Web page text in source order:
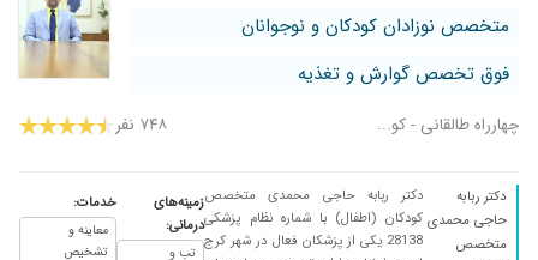
متخصص نوزادان کودکان و نوجوانان
فوق تخصص گوارش و تغذیه
چهارراه طالقانی - کو... ۷۴۸ نفر
دکتر ربابه
حاجی محمدی
متخصص
دکتر ربابه حاجی محمدی متخصص
کودکان (اطفال) با شماره نظام پزشکی
28138 یکی از پزشکان فعال در شهر کرج
زمینه‌های
درمانی:
تب و
خدمات:
معاینه و
تشخیص